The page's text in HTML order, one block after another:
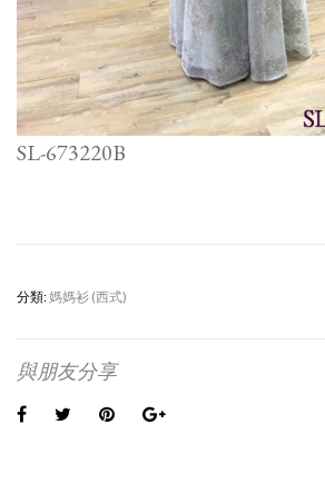
SL-673220B
分類:媽媽衫 (西式)
與朋友分享